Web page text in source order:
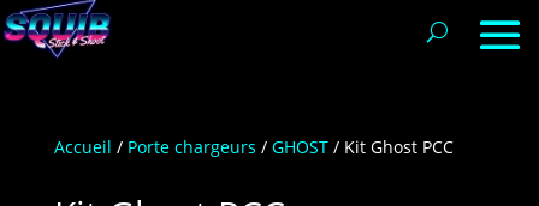
Accueil / Porte chargeurs / GHOST/ Kit Ghost PCC